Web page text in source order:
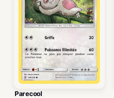
Parecool